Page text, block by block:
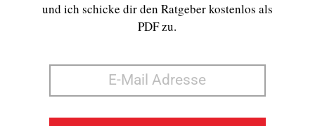
und ich schicke dir den Ratgeber kostenlos als
PDF zu.